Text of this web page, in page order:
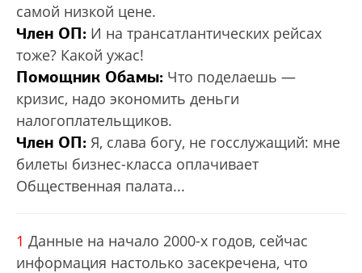
самой низкой цене.
Член ОП: И на трансатлантических рейсах
тоже? Какой ужас!
Помощник Обамы: Что поделаешь —
кризис, надо экономить деньги
налогоплатель­щиков.
Член ОП: Я, слава богу, не госслужащий: мне
билеты бизнес-класса оплачивает
Общественная палата...
1 Данные на начало 2000-х годов, сейчас
информация настолько засекречена, что